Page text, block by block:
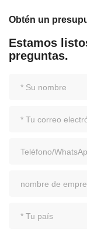
Obtén un
Estamos
preguntas.